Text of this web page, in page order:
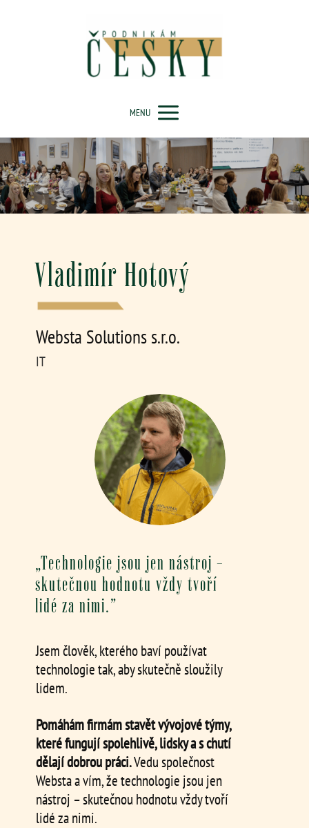
MENU
Vladimír Hotový
Websta Solutions s.r.o.
IT
„Technologie jsou jen nástroj –
skutečnou hodnotu vždy tvoří
lidé za nimi.”
Jsem člověk, kterého baví používat
technologie tak, aby skutečně sloužily
lidem.
Pomáhám firmám stavět vývojové týmy,
které fungují spolehlivě, lidsky a s chutí
dělají dobrou práci.Vedu společnost
Websta a vím, že technologie jsou jen
nástroj – skutečnou hodnotu vždy tvoří
lidé za nimi.